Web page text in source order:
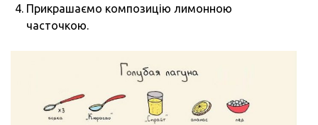
Прикрашаємо композицію лимонною
часточкою.